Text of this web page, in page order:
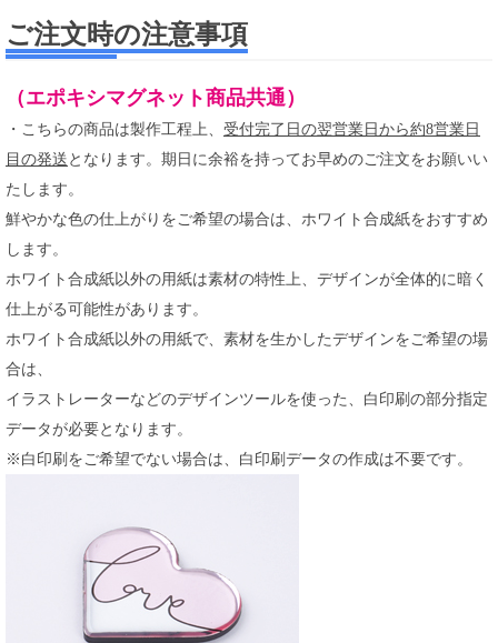
ご注文時の注意事項
（エポキシマグネット商品共通）
・こちらの商品は製作工程上、 受付完了日の翌営業日から約8営業日
目の発送 となります。期日に余裕を持ってお早めのご注文をお願いい
たします。
鮮やかな色の仕上がりをご希望の場合は、ホワイト合成紙をおすすめ
します。
ホワイト合成紙以外の用紙は素材の特性上、デザインが全体的に暗く
仕上がる可能性があります。
ホワイト合成紙以外の用紙で、素材を生かしたデザインをご希望の場
合は、
イラストレーターなどのデザインツールを使った、白印刷の部分指定
データが必要となります。
※白印刷をご希望でない場合は、白印刷データの作成は不要です。